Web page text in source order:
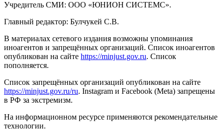
Учредитель СМИ: ООО «ЮНИОН СИСТЕМС».
Главный редактор: Булчукей С.В.
В материалах сетевого издания возможны упоминания
иноагентов и запрещённых организаций. Список иноагентов
опубликован на сайте https://minjust.gov.ru. Список
пополняется.
Список запрещённых организаций опубликован на сайте
https://minjust.gov.ru/ru. Instagram и Facebook (Metа) запрещены
в РФ за экстремизм.
На информационном ресурсе применяются рекомендательные
технологии.